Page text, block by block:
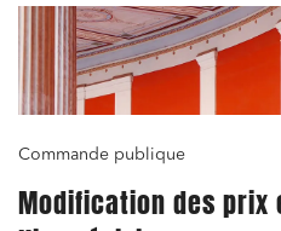
Commande publique
Modification des prix